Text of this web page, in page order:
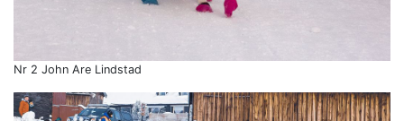
Nr 2 John Are Lindstad